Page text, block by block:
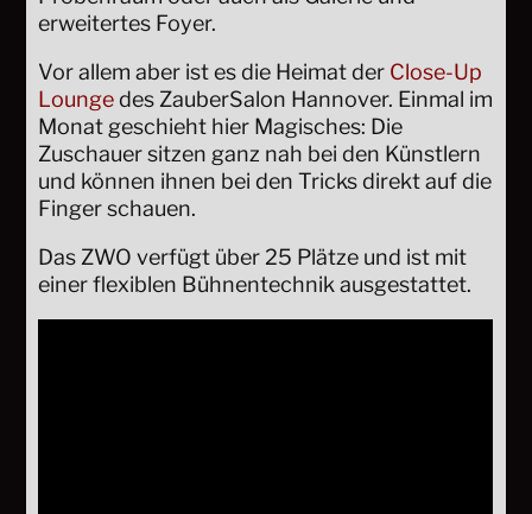
erweitertes Foyer.
Vor allem aber ist es die Heimat der Close-Up
Loungedes ZauberSalon Hannover. Einmal im
Monat geschieht hier Magisches: Die
Zuschauer sitzen ganz nah bei den Künstlern
und können ihnen bei den Tricks direkt auf die
Finger schauen.
Das ZWO verfügt über 25 Plätze und ist mit
einer flexiblen Bühnentechnik ausgestattet.